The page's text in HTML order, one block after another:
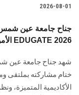
2026-08-01
جناح جامعة عين شمس
الأمور في ختام مشاركته بملتقى ومعرض EDUGATE 2026
شهد جناح جامعة عين
الأكاديمية المتميزة،